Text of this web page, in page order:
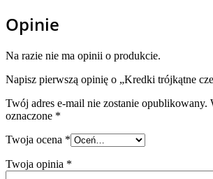
Opinie
Na razie nie ma opinii o produkcie.
Napisz pierwszą opinię o „Kredki trójkątne
Twój adres e-mail nie zostanie opublikowany.
oznaczone *
Twoja ocena *
Twoja opinia *